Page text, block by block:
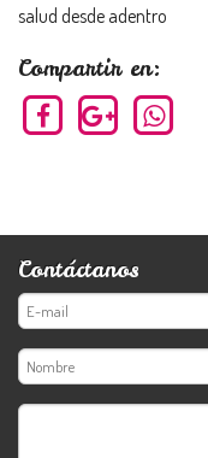
salud desde adentro
Compartir en:
Contáctanos